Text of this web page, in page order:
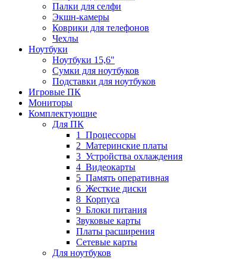
Палки для селфи
Экшн-камеры
Коврики для телефонов
Чехлы
Ноутбуки
Ноутбуки 15,6"
Сумки для ноутбуков
Подставки для ноутбуков
Игровые ПК
Мониторы
Комплектующие
Для ПК
1_Процессоры
2_Материнские платы
3_Устройства охлаждения
4_Видеокарты
5_Память оперативная
6_Жесткие диски
8_Корпуса
9_Блоки питания
Звуковые карты
Платы расширения
Сетевые карты
Для ноутбуков